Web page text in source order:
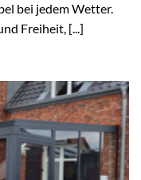
bei jedem Wetter.
Freiheit, [...]